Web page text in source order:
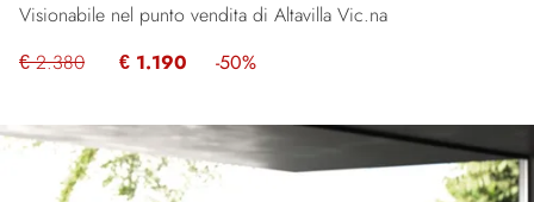
Visionabile nel punto vendita di Altavilla Vic.na
€ 2.380
€ 1.190 -50%